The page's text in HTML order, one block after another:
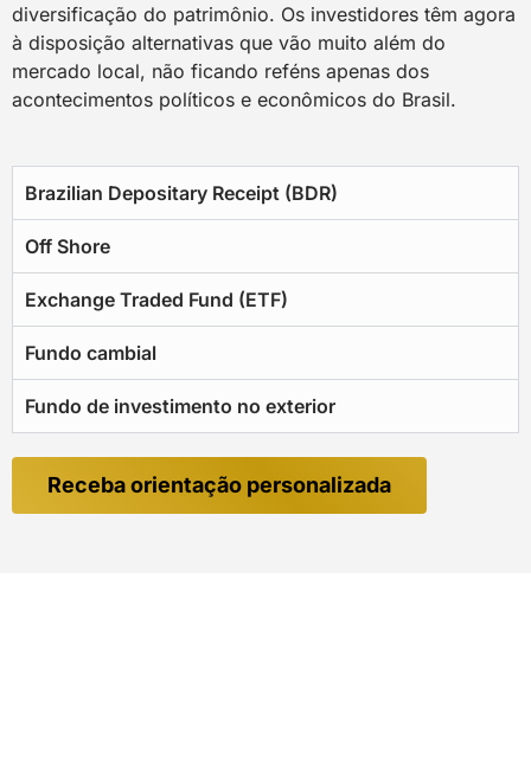
diversificação do patrimônio. Os investidores têm agora
à disposição alternativas que vão muito além do
mercado local, não ficando reféns apenas dos
acontecimentos políticos e econômicos do Brasil.
Brazilian Depositary Receipt (BDR)
Off Shore
Exchange Traded Fund (ETF)
Fundo cambial
Fundo de investimento no exterior
Receba orientação personalizada